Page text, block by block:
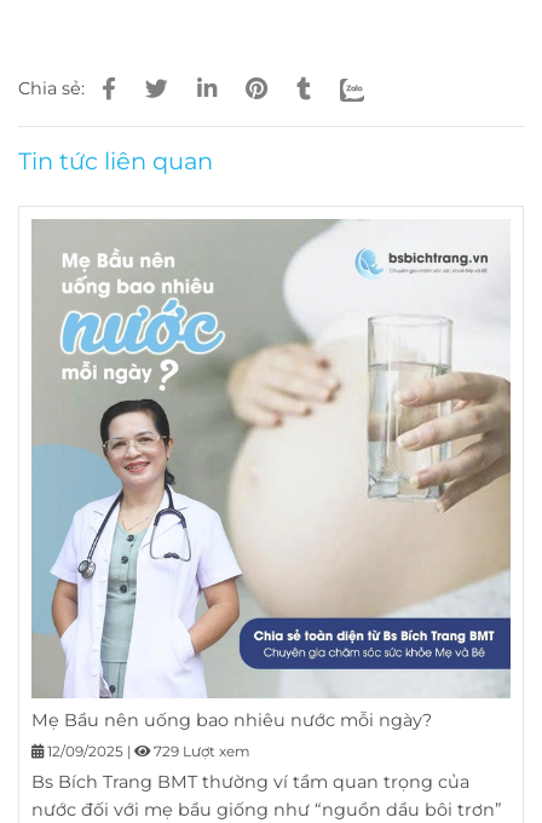
Chia sẻ:
Tin tức liên quan
Mẹ Bầu nên uống bao nhiêu nước mỗi ngày?
12/09/2025 | 729 Lượt xem
Bs Bích Trang BMT thường ví tầm quan trọng của
nước đối với mẹ bầu giống như “nguồn dầu bôi trơn”